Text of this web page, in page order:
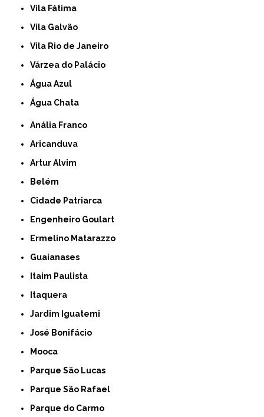
Vila Fátima
Vila Galvão
Vila Rio de Janeiro
Várzea do Palácio
Água Azul
Água Chata
Anália Franco
Aricanduva
Artur Alvim
Belém
Cidade Patriarca
Engenheiro Goulart
Ermelino Matarazzo
Guaianases
Itaim Paulista
Itaquera
Jardim Iguatemi
José Bonifácio
Mooca
Parque São Lucas
Parque São Rafael
Parque do Carmo